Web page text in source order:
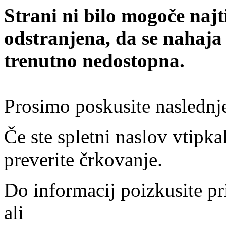
Strani ni bilo mogoče
odstranjena, da se
trenutno nedostopna.
Prosimo poskusite
Če ste spletni naslov
preverite črkovanje.
Do informacij poizkusite
ali